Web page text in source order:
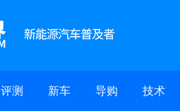
评测 新车 导购 技术